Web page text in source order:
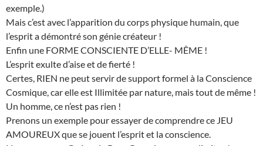
exemple.)
Mais c’est avec l’apparition du corps physique humain, que
l’esprit a démontré son génie créateur !
Enfin une FORME CONSCIENTE D’ELLE- MÊME !
L’esprit exulte d’aise et de fierté !
Certes, RIEN ne peut servir de support formel à la Conscience
Cosmique, car elle est Illimitée par nature, mais tout de même !
Un homme, ce n’est pas rien !
Prenons un exemple pour essayer de comprendre ce JEU
AMOUREUX que se jouent l’esprit et la conscience.